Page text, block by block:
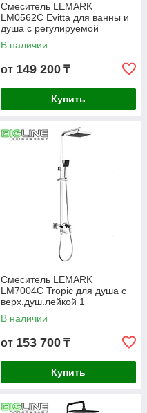
Смеситель LEMARK
LM0562C Evitta для ванны и
душа с регулируемой
высотой штанги
В наличии
от 149 200 ₸
Купить
Смеситель LEMARK
LM7004C Tropic для душа с
верх.душ.лейкой 1
функция,поворотный излив,
хром
В наличии
от 153 700 ₸
Купить